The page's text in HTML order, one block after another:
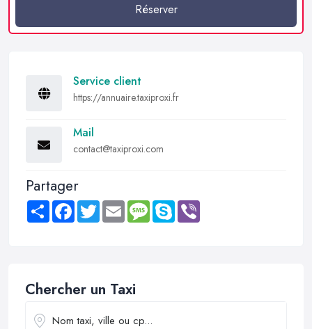
Réserver
Service client
https://annuaire.taxiproxi.fr
Mail
contact@taxiproxi.com
Partager
Share FacebookTwitter Email MessageSkype
Chercher un Taxi